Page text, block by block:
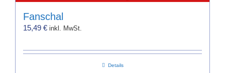
Fanschal
15,49 € inkl. MwSt.
Details